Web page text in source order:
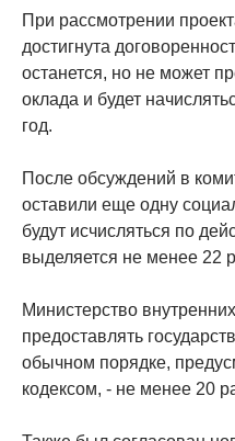
При рассмотрении
достигнута
останется, но не может
оклада и будет
год.
После обсуждений в
оставили еще одну
будут исчисляться по
выделяется не менее 22
Министерство
предоставлять
обычном порядке,
кодексом, - не менее 20